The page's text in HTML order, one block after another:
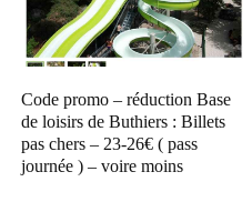
Code promo – réduction Base
de loisirs de Buthiers : Billets
pas chers – 23-26€ ( pass
journée ) – voire moins